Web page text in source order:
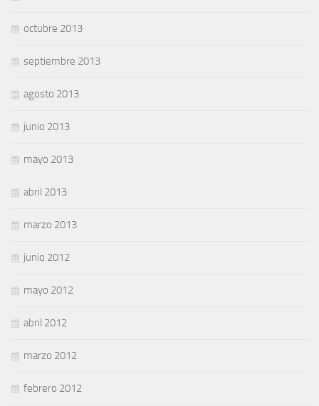
octubre 2013
septiembre 2013
agosto 2013
junio 2013
mayo 2013
abril 2013
marzo 2013
junio 2012
mayo 2012
abril 2012
marzo 2012
febrero 2012